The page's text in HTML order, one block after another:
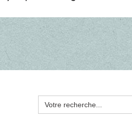
Search
for: